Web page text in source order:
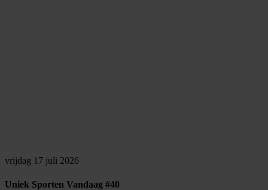
vrijdag 17 juli 2026
Uniek Sporten Vandaag #40